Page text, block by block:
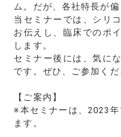
ム。だが、各社特長が偏
当セミナーでは、シリ
お伝えし、臨床でのポ
します。
セミナー後には、気に
です。ぜひ、ご参加くだ
【ご案内】
※本セミナーは、2023
ます。